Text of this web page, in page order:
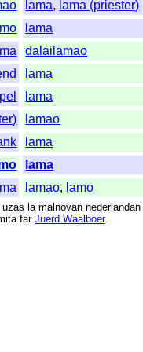
lama, lama (priester)
lama
dalailamao
lama
lama
lamao
lama
lama
lamao, lamo
uzas la malnovan nederlandan
far Juerd Waalboer.